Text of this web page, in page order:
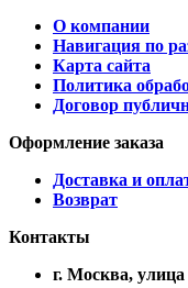
О компании
Навигация по
Карта сайта
Политика
Договор
Оформление заказа
Доставка и
Возврат
Контакты
г. Москва,